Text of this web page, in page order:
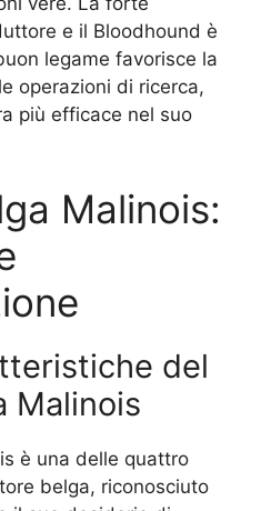
e il Bloodhound è
legame favorisce la
operazioni di ricerca,
più efficace nel suo
Malinois:
del
Malinois
è una delle quattro
belga, riconosciuto